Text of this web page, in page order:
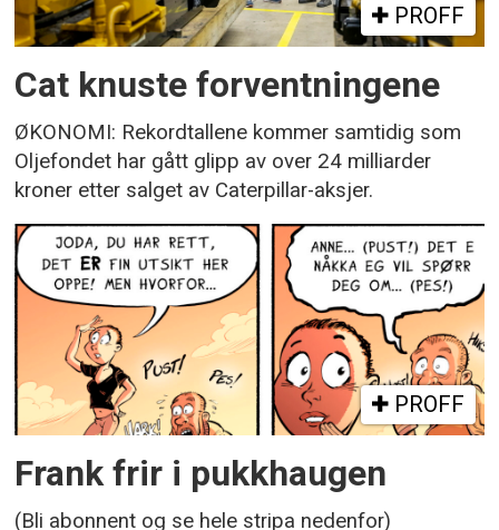
PROFF
Cat knuste forventningene
ØKONOMI: Rekordtallene kommer samtidig som
Oljefondet har gått glipp av over 24 milliarder
kroner etter salget av Caterpillar-aksjer.
PROFF
Frank frir i pukkhaugen
(Bli abonnent og se hele stripa nedenfor)